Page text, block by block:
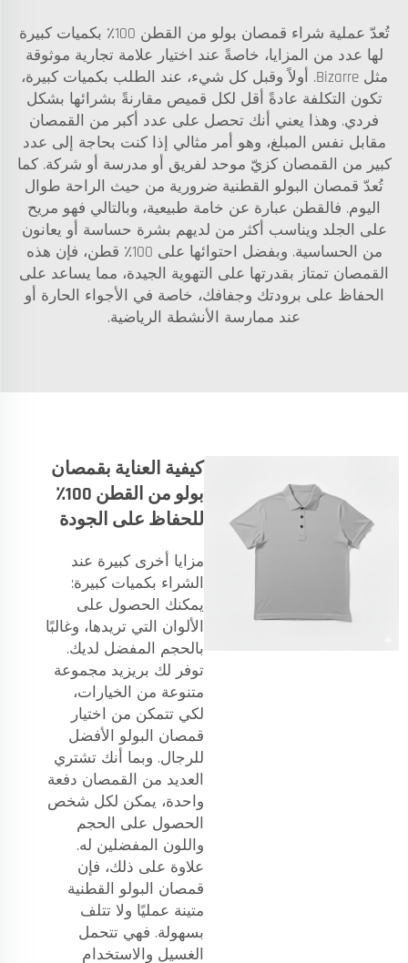
تُعدّ عملية شراء قمصان بولو من القطن 100٪ بكميات كبيرة
لها عدد من المزايا، خاصةً عند اختيار علامة تجارية موثوقة
مثل Bizarre. أولاً وقبل كل شيء، عند الطلب بكميات كبيرة،
تكون التكلفة عادةً أقل لكل قميص مقارنةً بشرائها بشكل
فردي. وهذا يعني أنك تحصل على عدد أكبر من القمصان
مقابل نفس المبلغ، وهو أمر مثالي إذا كنت بحاجة إلى عدد
كبير من القمصان كزيّ موحد لفريق أو مدرسة أو شركة. كما
تُعدّ قمصان البولو القطنية ضرورية من حيث الراحة طوال
اليوم. فالقطن عبارة عن خامة طبيعية، وبالتالي فهو مريح
على الجلد ويناسب أكثر من لديهم بشرة حساسة أو يعانون
من الحساسية. وبفضل احتوائها على 100٪ قطن، فإن هذه
القمصان تمتاز بقدرتها على التهوية الجيدة، مما يساعد على
الحفاظ على برودتك وجفافك، خاصة في الأجواء الحارة أو
عند ممارسة الأنشطة الرياضية.
كيفية العناية بقمصان
بولو من القطن 100٪
للحفاظ على الجودة
مزايا أخرى كبيرة عند
الشراء بكميات كبيرة:
يمكنك الحصول على
الألوان التي تريدها، وغالبًا
بالحجم المفضل لديك.
توفر لك بريزيد مجموعة
متنوعة من الخيارات،
لكي تتمكن من اختيار
قمصان البولو الأفضل
للرجال. وبما أنك تشتري
العديد من القمصان دفعة
واحدة، يمكن لكل شخص
الحصول على الحجم
واللون المفضلين له.
علاوة على ذلك، فإن
قمصان البولو القطنية
متينة عمليًا ولا تتلف
بسهولة. فهي تتحمل
الغسيل والاستخدام